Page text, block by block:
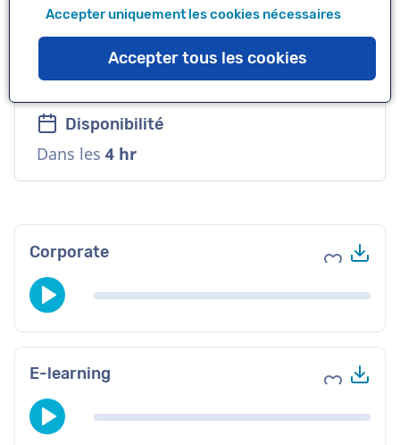
Voix
Profonde, Naturelle, Enjouée, Chaude,
Douce
Disponibilité
Dans les 4 hr
Corporate Ajouter
E-learning Ajouter
Accepter uniquement les cookies nécessaires
Accepter tous les cookies